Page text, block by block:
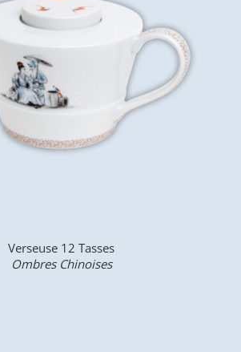
Verseuse 12 Tasses
Ombres Chinoises